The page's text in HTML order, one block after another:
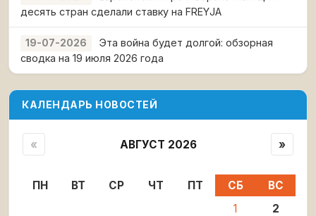
десять стран сделали ставку на FREYJA
19-07-2026
Эта война будет долгой: обзорная
сводка на 19 июля 2026 года
КАЛЕНДАРЬ НОВОСТЕЙ
« АВГУСТ 2026 »
ПН ВТ СР ЧТ ПТ СБ
ВС
1
2